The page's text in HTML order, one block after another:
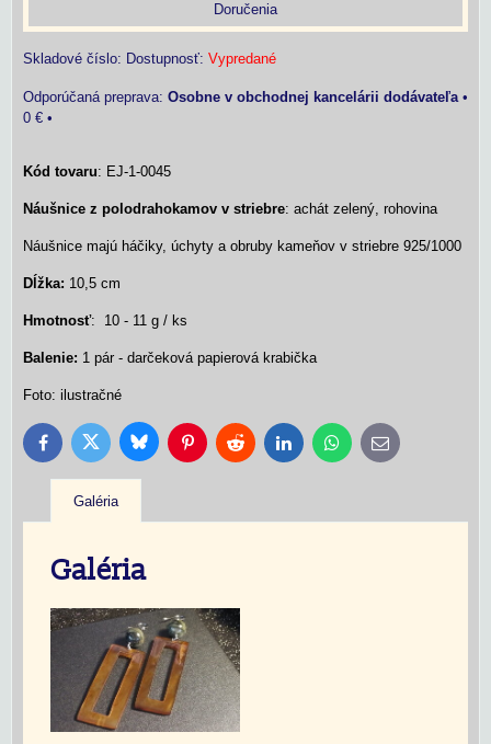
Doručenia
Skladové číslo: Dostupnosť: Vypredané
Osobne v obchodnej kancelárii dodávateľa•
0 € •
Kód tovaru: EJ-1-0045
Náušnice z polodrahokamov v striebre: achát zelený, rohovina
Náušnice majú háčiky, úchyty a obruby kameňov v striebre 925/1000
Dĺžka: 10,5 cm
Hmotnosť: 10 - 11 g / ks
Balenie: 1 pár - darčeková papierová krabička
Foto: ilustračné
FacebookTwitter BlueskyPinterestReddit LinkedInWhatsApp
E-
mail
Galéria
Galéria